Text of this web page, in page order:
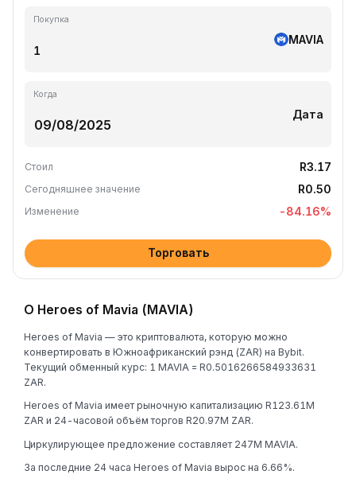
Покупка
MAVIA
Когда
Дата
Стоил R3.17
Сегодняшнее значение R0.50
Изменение -84.16%
Торговать
О Heroes of Mavia (MAVIA)
Heroes of Mavia — это криптовалюта, которую можно
конвертировать в Южноафриканский рэнд (ZAR) на Bybit.
Текущий обменный курс: 1 MAVIA = R0.5016266584933631
ZAR.
Heroes of Mavia имеет рыночную капитализацию R123.61M
ZAR и 24-часовой объём торгов R20.97M ZAR.
Циркулирующее предложение составляет 247M MAVIA.
За последние 24 часа Heroes of Mavia вырос на 6.66%.